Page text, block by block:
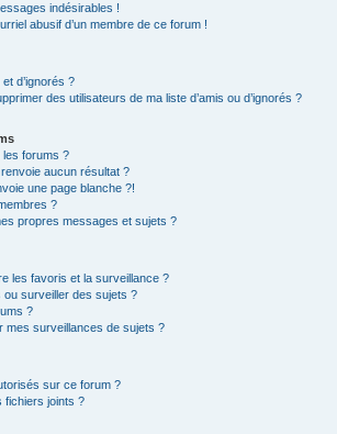
indésirables !
abusif d’un membre de ce forum !
d’ignorés ?
des utilisateurs de ma liste d’amis ou d’ignorés ?
forums ?
aucun résultat ?
une page blanche ?!
?
propres messages et sujets ?
les favoris et la surveillance ?
surveiller des sujets ?
?
mes surveillances de sujets ?
sur ce forum ?
fichiers joints ?